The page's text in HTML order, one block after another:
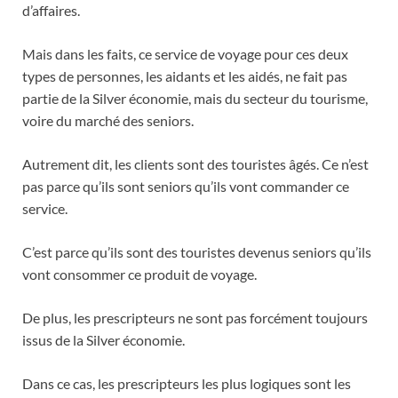
d’affaires.
Mais dans les faits, ce service de voyage pour ces deux
types de personnes, les aidants et les aidés, ne fait pas
partie de la Silver économie, mais du secteur du tourisme,
voire du marché des seniors.
Autrement dit, les clients sont des touristes âgés. Ce n’est
pas parce qu’ils sont seniors qu’ils vont commander ce
service.
C’est parce qu’ils sont des touristes devenus seniors qu’ils
vont consommer ce produit de voyage.
De plus, les prescripteurs ne sont pas forcément toujours
issus de la Silver économie.
Dans ce cas, les prescripteurs les plus logiques sont les